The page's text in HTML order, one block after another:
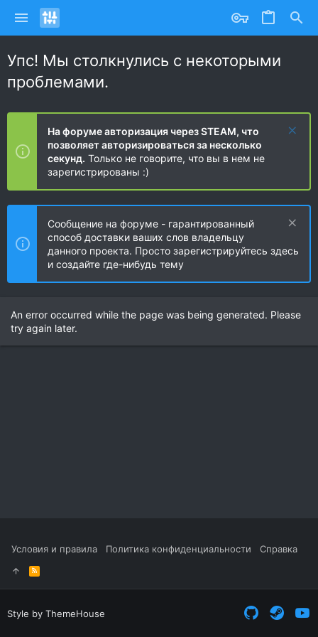
Упс! Мы столкнулись с некоторыми
проблемами.
На форуме авторизация через STEAM, что
позволяет авторизироваться за несколько
секунд. Только не говорите, что вы в нем не
зарегистрированы :)
Сообщение на форуме - гарантированный
способ доставки ваших слов владельцу
данного проекта. Просто зарегистрируйтесь здесь
и создайте где-нибудь тему
An error occurred while the page was being generated. Please
try again later.
Условия и правила Политика конфиденциальности Справка
R
S
S
Style by ThemeHouse